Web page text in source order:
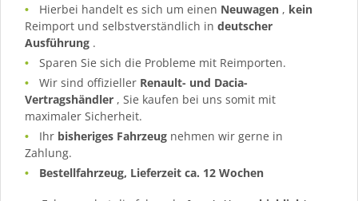
Hierbei handelt es sich um einen Neuwagen , kein
Reimport und selbstverständlich in deutscher
Ausführung .
Sparen Sie sich die Probleme mit Reimporten.
Wir sind offizieller Renault- und Dacia-
Vertragshändler , Sie kaufen bei uns somit mit
maximaler Sicherheit.
Ihr bisheriges Fahrzeug nehmen wir gerne in
Zahlung.
Bestellfahrzeug, Lieferzeit ca. 12 Wochen